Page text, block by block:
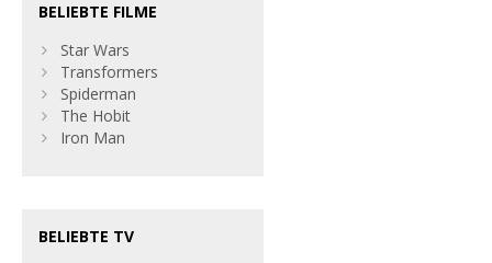
BELIEBTE FILME
Star Wars
Transformers
Spiderman
The Hobit
Iron Man
BELIEBTE TV